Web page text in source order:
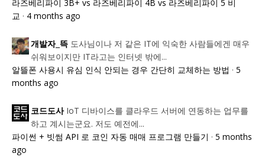
라즈베리파이 3B+ vs 라즈베리파이 4B vs 라즈베리파이 5 비
교 · 4 months ago
개발자_뜩 도사님이나 저 같은 IT에 익숙한 사람들에겐 매우
쉬워보이지만 IT라고는 인터넷 밖에...
알뜰폰 사용시 유심 인식 안되는 경우 간단히 교체하는 방법 · 5
months ago
코드도사 IoT 디바이스를 클라우드 서버에 연동하는 업무를
하고 계시는군요. 저도 예전에...
파이썬 + 빗썸 API 로 코인 자동 매매 프로그램 만들기 · 5 months
ago